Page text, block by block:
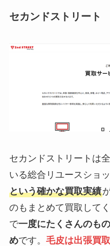
セカンドストリート
セカンドストリートは
いる総合リユースショッ
という確かな買取実績
のもまとめて買取して
で一度にたくさんのも
めです。 毛皮は出張買